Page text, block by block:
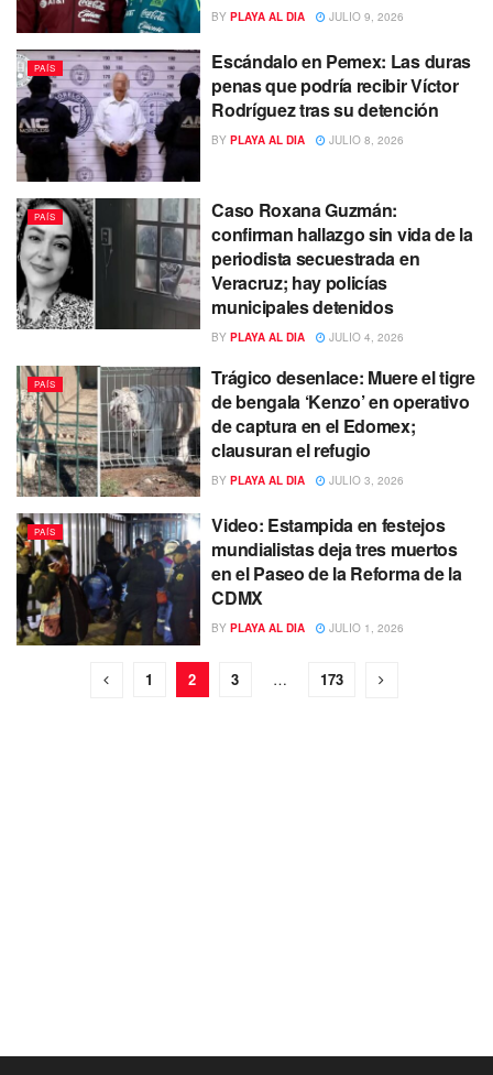
BY PLAYA AL DIA JULIO 9, 2026
PAÍS
Escándalo en Pemex: Las duras
penas que podría recibir Víctor
Rodríguez tras su detención
BY PLAYA AL DIA JULIO 8, 2026
PAÍS
Caso Roxana Guzmán:
confirman hallazgo sin vida de la
periodista secuestrada en
Veracruz; hay policías
municipales detenidos
BY PLAYA AL DIA JULIO 4, 2026
PAÍS
Trágico desenlace: Muere el tigre
de bengala ‘Kenzo’ en operativo
de captura en el Edomex;
clausuran el refugio
BY PLAYA AL DIA JULIO 3, 2026
PAÍS
Video: Estampida en festejos
mundialistas deja tres muertos
en el Paseo de la Reforma de la
CDMX
BY PLAYA AL DIA JULIO 1, 2026
1 2 3 … 173